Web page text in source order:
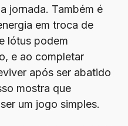
jornada. Também é
em troca de
lótus podem
e ao completar
após ser abatido
mostra que
um jogo simples.